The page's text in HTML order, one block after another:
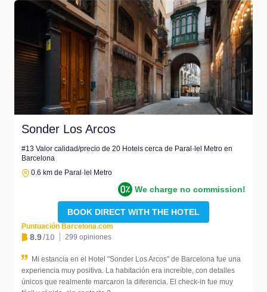
Sonder Los Arcos
#13 Valor calidad/precio de 20 Hotels cerca de Paral·lel Metro en
Barcelona
0.6 km de Paral·lel Metro
We charge no commission!
BOOK DIRECT WITH THE HOTEL
Puntuación Barcelona.com
8.9/10 299 opiniones
Mi estancia en el Hotel "Sonder Los Arcos" de Barcelona fue una
experiencia muy positiva. La habitación era increíble, con detalles
únicos que realmente marcaron la diferencia. El check-in fue muy